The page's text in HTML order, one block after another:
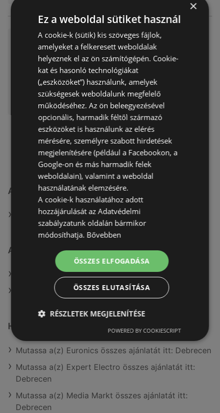
Alza ajánlatunk érvényes 202
6.03.23
Akciós újság már nem érvényes
Lejárat dátuma:
A(z) Alza.hu üzletei itt: Debrecen
MUTASSA A(Z) ALZA.HU ÖSSZES ÜZLETÉT
Alza.hu
Weboldal: www.alza.hu
A(z) Alza.hu aktuális akciós újságjai
Hasonló kiskereskedők itt: Debrecen
Mutassa a(z) Euronics összes ajánlatát itt: Debrecen
Mutassa a(z) Expert Electro összes ajánlatát itt:
Debrecen
Mutassa a(z) Media Markt összes ajánlatát itt:
Debrecen
×
Ez a weboldal sütiket használ
A cookie-k (sütik) kis szöveges fájlok,
amelyeket a felkeresett weboldalak
helyeznek el az ön számítógépén. Cookie-
kat és hasonló technológiákat
(„eszközöket”) használunk, amelyek
szükségesek weboldalunk megfelelő
működéséhez. Az ön beleegyezésével
opcionális, harmadik féltől származó
eszközöket is használunk az elérés
mérésére, személyre szabott hirdetések
megjelenítésére (például a Facebookon, a
Google-on és más harmadik felek
weboldalain), valamint a weboldal
használatának elemzésére.
A cookie-k használatához adott
hozzájárulását az Adatvédelmi
szabályzatunk oldalán bármikor
módosíthatja. Bővebben
ÖSSZES ELFOGADÁSA
ÖSSZES ELUTASÍTÁSA
RÉSZLETEK MEGJELENÍTÉSE
POWERED BY COOKIESCRIPT